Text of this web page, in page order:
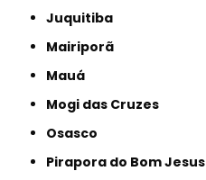
Juquitiba
Mairiporã
Mauá
Mogi das Cruzes
Osasco
Pirapora do Bom Jesus